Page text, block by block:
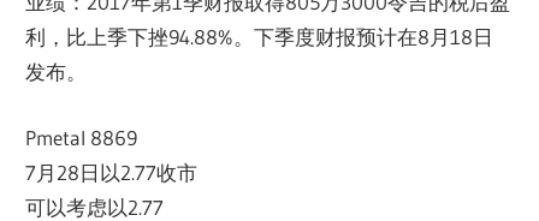
利，比上季下挫94.88%。下季度财报预计在8月18日
发布。
Pmetal 8869
7月28日以2.77收市
可以考虑以2.77